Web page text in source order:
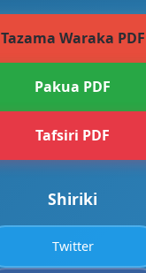
Tazama Waraka PDF
Pakua PDF
Tafsiri PDF
Shiriki
Twitter